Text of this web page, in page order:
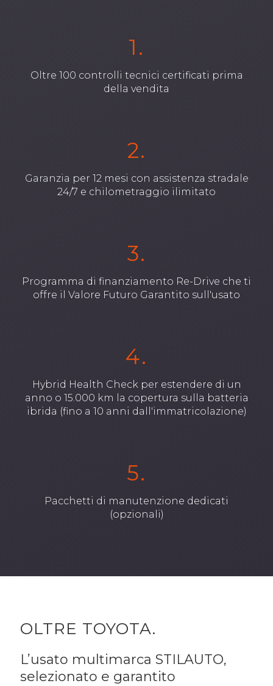
1.
Oltre 100 controlli tecnici certificati prima
della vendita
2.
Garanzia per 12 mesi con assistenza stradale
24/7 e chilometraggio ilimitato
3.
Programma di finanziamento Re-Drive che ti
offre il Valore Futuro Garantito sull'usato
4.
Hybrid Health Check per estendere di un
anno o 15.000 km la copertura sulla batteria
ibrida (fino a 10 anni dall'immatricolazione)
5.
Pacchetti di manutenzione dedicati
(opzionali)
OLTRE TOYOTA.
L’usato multimarca STILAUTO,
selezionato e garantito